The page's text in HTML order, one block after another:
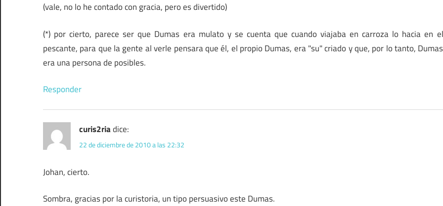
(vale, no lo he contado con gracia, pero es divertido)
(*) por cierto, parece ser que Dumas era mulato y se cuenta que cuando viajaba en carroza lo hacia en el
pescante, para que la gente al verle pensara que él, el propio Dumas, era "su" criado y que, por lo tanto, Dumas
era una persona de posibles.
Responder
curis2riadice:
22 de diciembre de 2010 a las 22:32
Johan, cierto.
Sombra, gracias por la curistoria, un tipo persuasivo este Dumas.